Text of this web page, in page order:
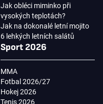
Jak obléci miminko při
vysokých teplotách?
Jak na dokonalé letní mojito
6 lehkých letních salátů
Sport 2026
MMA
Fotbal 2026/27
Hokej 2026
Tenis 2026